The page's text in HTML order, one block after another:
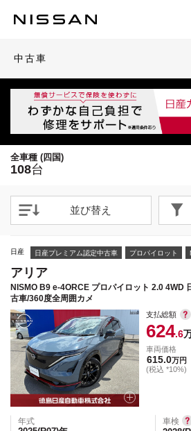
中古車
全車種 (四国)
108台
並び替え
閉じる
日産 日産プレミアム認定中古車 プロパイロット
アリア
NISMO B9 e-4ORCE プロパイロット 2.0 4WD
古車/360度全周囲カメ
支払総額
624.6
車両価格
615.0万円
(税込 *10%)
年式 車検
閉じる
閉じる
閉じる
閉じる
閉じる
閉じる
閉じる
閉じる
閉じる
閉じる
閉じる
閉じる
閉じる
閉じる
閉じる
閉じる
閉じる
閉じる
閉じる